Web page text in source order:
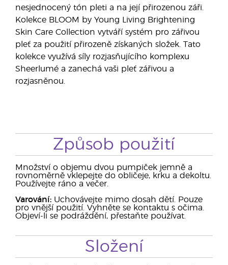
nesjednocený tón pleti a na její přirozenou záři.
Kolekce BLOOM by Young Living Brightening
Skin Care Collection vytváří systém pro zářivou
pleť za použití přirozeně získaných složek. Tato
kolekce využívá síly rozjasňujícího komplexu
Sheerlumé a zanechá vaši pleť zářivou a
rozjasněnou.
Způsob použití
Množství o objemu dvou pumpiček jemně a
rovnoměrně vklepejte do obličeje, krku a dekoltu.
Používejte ráno a večer.
Varování: Uchovávejte mimo dosah dětí. Pouze
pro vnější použití. Vyhněte se kontaktu s očima.
Objeví-li se podráždění, přestaňte používat.
Složení